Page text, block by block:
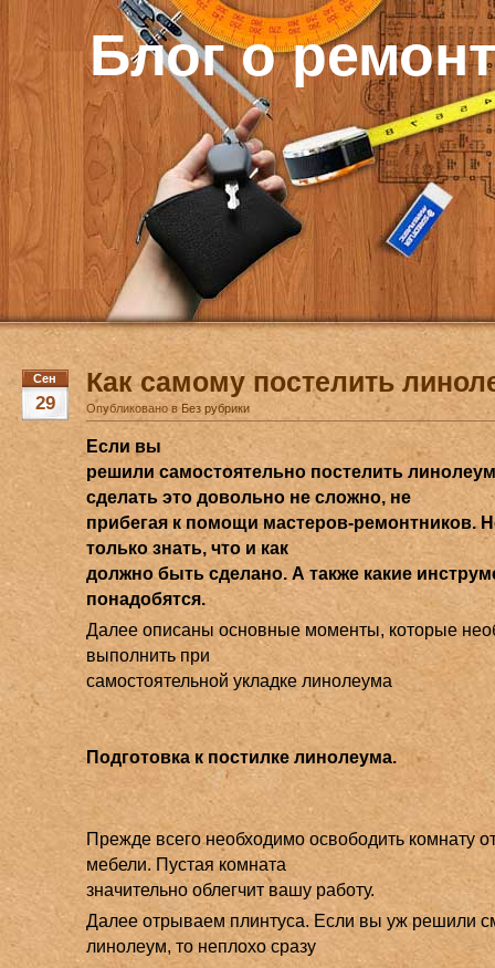
Блог о
Сен
29
Как самому постелить
Опубликовано в Без рубрики
Если вы
решили самостоятельно постелить
сделать это довольно не сложно, не
прибегая к помощи мастеров-ремонтников.
только знать, что и как
должно быть сделано. А также какие
понадобятся.
Далее описаны основные моменты, которые
выполнить при
самостоятельной укладке линолеума
Подготовка к постилке линолеума.
Прежде всего необходимо освободить комнату
мебели. Пустая комната
значительно облегчит вашу работу.
Далее отрываем плинтуса. Если вы уж решили
линолеум, то неплохо сразу